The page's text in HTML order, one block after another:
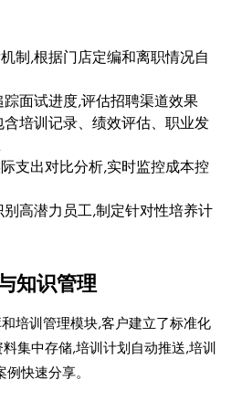
制,根据门店定编和离职情况自
面试进度,评估招聘渠道效果
含培训记录、绩效评估、职业发
支出对比分析,实时监控成本控
别高潜力员工,制定针对性培养计
知识管理
培训管理模块,客户建立了标准化
集中存储,培训计划自动推送,培训
快速分享。